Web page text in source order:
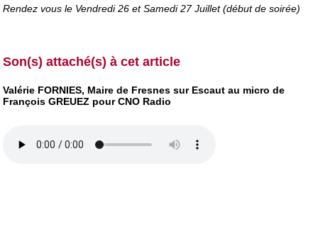
Rendez vous le Vendredi 26 et Samedi 27 Juillet (début de soirée)
Son(s) attaché(s) à cet article
Valérie FORNIES, Maire de Fresnes sur Escaut au micro de
François GREUEZ pour CNO Radio